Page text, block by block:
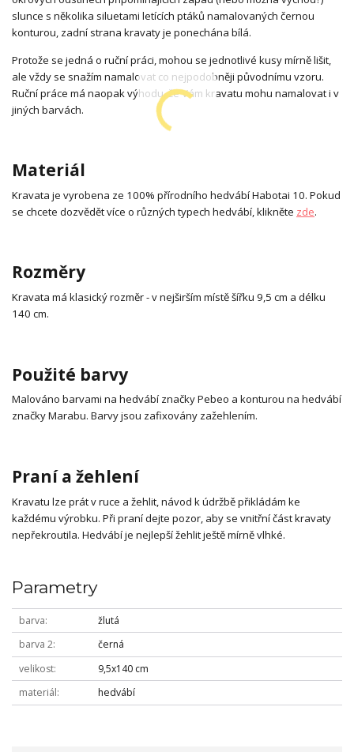
slunce s několika siluetami letících ptáků namalovaných černou
konturou, zadní strana kravaty je ponechána bílá.
Protože se jedná o ruční práci, mohou se jednotlivé kusy mírně lišit,
ale vždy se snažím namalovat co nejpodobněji původnímu vzoru.
Ruční práce má naopak výhodu, že Vám kravatu mohu namalovat i v
jiných barvách.
Materiál
Kravata je vyrobena ze 100% přírodního hedvábí Habotai 10. Pokud
se chcete dozvědět více o různých typech hedvábí, klikněte zde.
Rozměry
Kravata má klasický rozměr - v nejširším místě šířku 9,5 cm a délku
140 cm.
Použité barvy
Malováno barvami na hedvábí značky Pebeo a konturou na hedvábí
značky Marabu. Barvy jsou zafixovány zažehlením.
Praní a žehlení
Kravatu lze prát v ruce a žehlit, návod k údržbě přikládám ke
každému výrobku. Při praní dejte pozor, aby se vnitřní část kravaty
nepřekroutila. Hedvábí je nejlepší žehlit ještě mírně vlhké.
Parametry
barva
žlutá
barva 2
černá
velikost
9,5x140 cm
materiál
hedvábí